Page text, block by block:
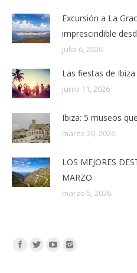
Excursión a La
imprescindible
julio 6, 2026
Las fiestas de
junio 11, 2026
Ibiza: 5 museos
marzo 20, 2026
LOS MEJORES
MARZO
marzo 5, 2026
Encuéntranos en: